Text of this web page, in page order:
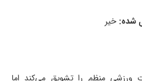
شده: خیر
ورزشی منظم را تشویق می‌کند اما